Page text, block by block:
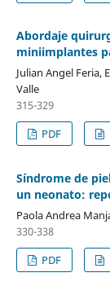
Abordaje
miniimplantes
Julian Angel Feria,
Valle
315-329
PDF
Síndrome de
un neonato:
Paola Andrea
330-338
PDF